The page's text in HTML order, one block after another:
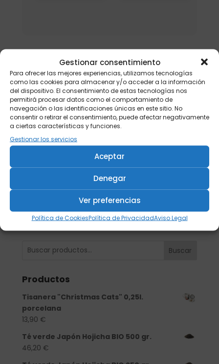
Gestionar consentimiento
Para ofrecer las mejores experiencias, utilizamos tecnologías
como las cookies para almacenar y/o acceder a la información
del dispositivo. El consentimiento de estas tecnologías nos
permitirá procesar datos como el comportamiento de
navegación o las identificaciones únicas en este sitio. No
consentir o retirar el consentimiento, puede afectar negativamente
a ciertas características y funciones.
Gestionar los servicios
Aceptar
Denegar
Ver preferencias
Política de CookiesPolítica de PrivacidadAviso Legal
Buscar
Productos
Tisanera "Christmas Cats" 0,25l.
porcelana
13,90 €
Té verde Japón Hojicha BIO 500 gr.
46,20 €